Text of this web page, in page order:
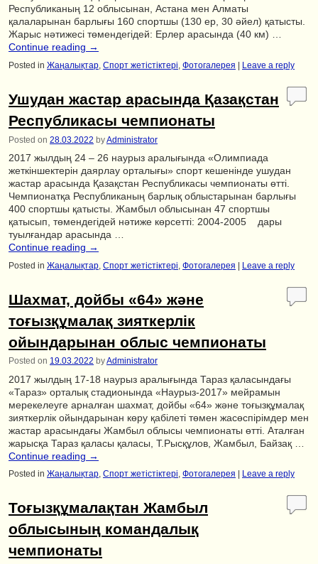
Республиканың 12 облысынан, Астана мен Алматы
қалаларынан барлығы 160 спортшы (130 ер, 30 әйел) қатысты.
Жарыс нәтижесі төмендегідей: Ерлер арасында (40 км) …
Continue reading →
Posted in Жаңалықтар Спорт жетістіктері Фотогалерея Leave a reply
Ушудан жастар арасында Қазақстан
Республикасы чемпионаты
Posted on 28.03.2022 byAdministrator
2017 жылдың 24 – 26 наурыз аралығында «Олимпиада
жеткіншектерін даярлау орталығы» спорт кешенінде ушудан
жастар арасында Қазақстан Республикасы чемпионаты өтті.
Чемпионатқа Республиканың барлық облыстарынан барлығы
400 спортшы қатысты. Жамбыл облысынан 47 спортшы
қатысып, төмендегідей нәтиже көрсетті: 2004-2005 дары
туылғандар арасында …
Continue reading →
Posted in Жаңалықтар Спорт жетістіктері Фотогалерея Leave a reply
Шахмат, дойбы «64» және
тоғызқұмалақ зияткерлік
ойындарынан облыс чемпионаты
Posted on 19.03.2022 byAdministrator
2017 жылдың 17-18 наурыз аралығында Тараз қаласындағы
«Тараз» орталық стадионында «Наурыз-2017» мейрамын
мерекелеуге арналған шахмат, дойбы «64» және тоғызқұмалақ
зияткерлік ойындарынан көру қабілеті төмен жасөспірімдер мен
жастар арасындағы Жамбыл облысы чемпионаты өтті. Аталған
жарысқа Тараз қаласы қаласы, Т.Рысқұлов, Жамбыл, Байзақ …
Continue reading →
Posted in Жаңалықтар Спорт жетістіктері Фотогалерея Leave a reply
Тоғызқұмалақтан Жамбыл
облысының командалық
чемпионаты